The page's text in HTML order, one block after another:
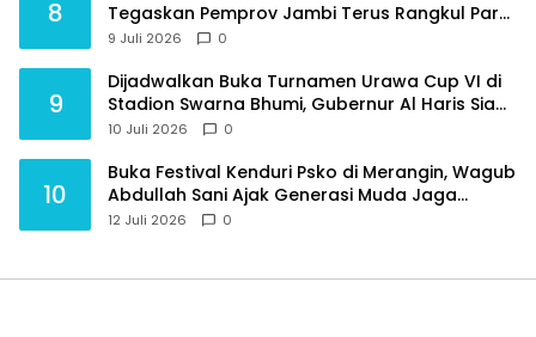
8
Tegaskan Pemprov Jambi Terus Rangkul Para
Purnawirawan
9 Juli 2026 0
9
Dijadwalkan Buka Turnamen Urawa Cup VI di
Stadion Swarna Bhumi, Gubernur Al Haris Siap
Berlaga Lawan Tim Urawa
10 Juli 2026 0
10
Buka Festival Kenduri Psko di Merangin, Wagub
Abdullah Sani Ajak Generasi Muda Jaga
Budaya dan Jauhi Narkoba
12 Juli 2026 0